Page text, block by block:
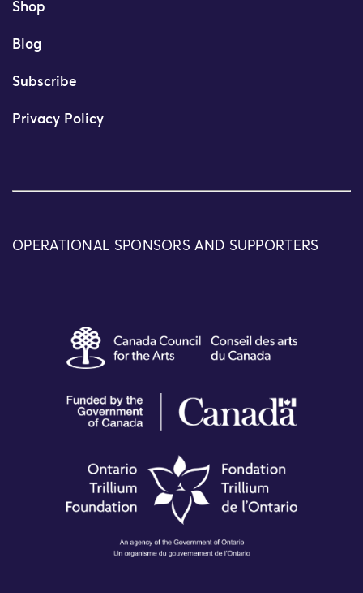
Shop
Blog
Subscribe
Privacy Policy
OPERATIONAL SPONSORS AND SUPPORTERS